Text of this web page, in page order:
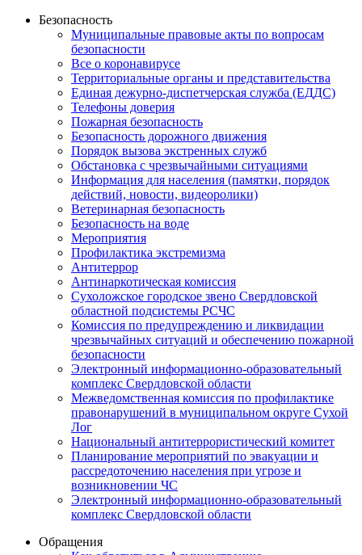
Безопасность
Муниципальные правовые акты по вопросам
безопасности
Все о коронавирусе
Территориальные органы и представительства
Единая дежурно-диспетчерская служба (ЕДДС)
Телефоны доверия
Пожарная безопасность
Безопасность дорожного движения
Порядок вызова экстренных служб
Обстановка с чрезвычайными ситуациями
Информация для населения (памятки, порядок
действий, новости, видеоролики)
Ветеринарная безопасность
Безопасность на воде
Мероприятия
Профилактика экстремизма
Антитеррор
Антинаркотическая комиссия
Сухоложское городское звено Свердловской
областной подсистемы РСЧС
Комиссия по предупреждению и ликвидации
чрезвычайных ситуаций и обеспечению пожарной
безопасности
Электронный информационно-образовательный
комплекс Cвердловской области
Межведомственная комиссия по профилактике
правонарушений в муниципальном округе Сухой
Лог
Национальный антитеррористический комитет
Планирование мероприятий по эвакуации и
рассредоточению населения при угрозе и
возникновении ЧС
Электронный информационно-образовательный
комплекс Свердловской области
Обращения